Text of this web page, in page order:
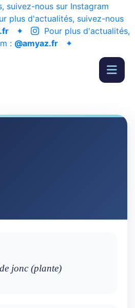
suivez-nous sur Instagram
plus d'actualités, suivez-nous
✦
Pour plus d'actualités,
: @amyaz.fr ✦
jonc (plante)